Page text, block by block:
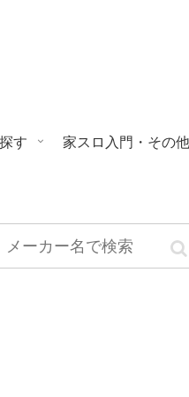
す 家スロ入門・その他